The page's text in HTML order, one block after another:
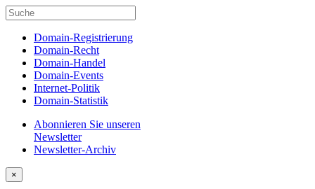
Domain-Registrierung
Domain-Recht
Domain-Handel
Domain-Events
Internet-Politik
Domain-Statistik
Abonnieren Sie unseren
Newsletter
Newsletter-Archiv
×